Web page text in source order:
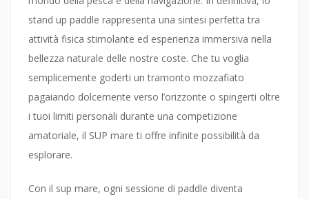
stand up paddle rappresenta una sintesi perfetta tra
attività fisica stimolante ed esperienza immersiva nella
bellezza naturale delle nostre coste. Che tu voglia
semplicemente goderti un tramonto mozzafiato
pagaiando dolcemente verso l’orizzonte o spingerti oltre
i tuoi limiti personali durante una competizione
amatoriale, il SUP mare ti offre infinite possibilità da
esplorare.
Con il sup mare, ogni sessione di paddle diventa